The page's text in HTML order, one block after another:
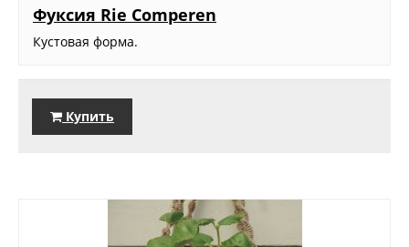
Фуксия Rie Comperen
Кустовая форма.
Купить